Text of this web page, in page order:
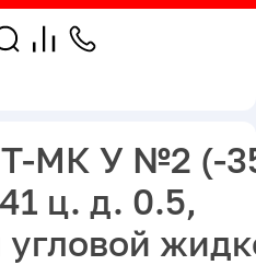
МК У №2 (-
ц. д. 0.5,
угловой